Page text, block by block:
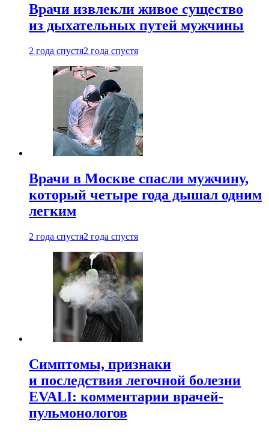
Врачи извлекли живое существо
из дыхательных путей мужчины
2 года спустя2 года спустя
Врачи в Москве спасли мужчину,
который четыре года дышал одним
легким
2 года спустя2 года спустя
Симптомы, признаки
и последствия легочной болезни
EVALI: комментарии врачей-
пульмонологов